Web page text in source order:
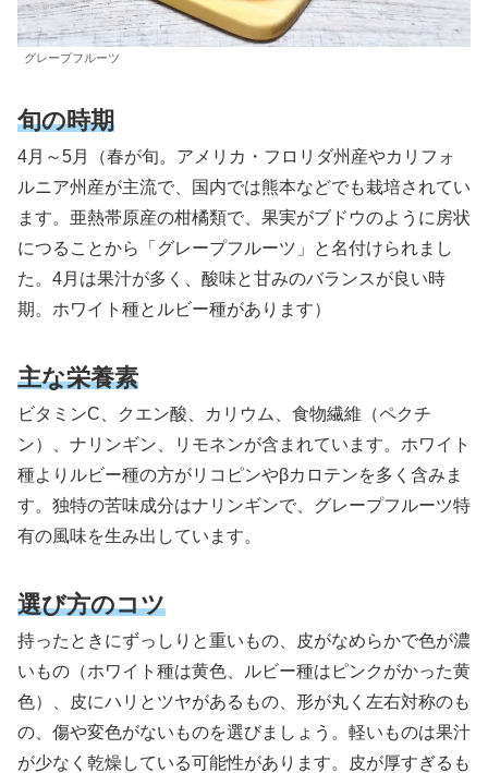
グレープフルーツ
旬の時期
4月～5月（春が旬。アメリカ・フロリダ州産やカリフォ
ルニア州産が主流で、国内では熊本などでも栽培されてい
ます。亜熱帯原産の柑橘類で、果実がブドウのように房状
につることから「グレープフルーツ」と名付けられまし
た。4月は果汁が多く、酸味と甘みのバランスが良い時
期。ホワイト種とルビー種があります）
主な栄養素
ビタミンC、クエン酸、カリウム、食物繊維（ペクチ
ン）、ナリンギン、リモネンが含まれています。ホワイト
種よりルビー種の方がリコピンやβカロテンを多く含みま
す。独特の苦味成分はナリンギンで、グレープフルーツ特
有の風味を生み出しています。
選び方のコツ
持ったときにずっしりと重いもの、皮がなめらかで色が濃
いもの（ホワイト種は黄色、ルビー種はピンクがかった黄
色）、皮にハリとツヤがあるもの、形が丸く左右対称のも
の、傷や変色がないものを選びましょう。軽いものは果汁
が少なく乾燥している可能性があります。皮が厚すぎるも